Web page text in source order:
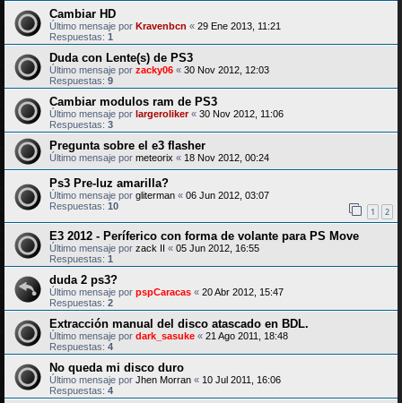
Cambiar HD
Último mensaje por Kravenbcn « 29 Ene 2013, 11:21
Respuestas: 1
Duda con Lente(s) de PS3
Último mensaje por zacky06 « 30 Nov 2012, 12:03
Respuestas: 9
Cambiar modulos ram de PS3
Último mensaje por largeroliker« 30 Nov 2012, 11:06
Respuestas: 3
Pregunta sobre el e3 flasher
Último mensaje por meteorix « 18 Nov 2012, 00:24
Ps3 Pre-luz amarilla?
Último mensaje por gliterman « 06 Jun 2012, 03:07
Respuestas: 10 1 2
E3 2012 - Períferico con forma de volante para PS Move
Último mensaje por zack II « 05 Jun 2012, 16:55
Respuestas: 1
duda 2 ps3?
Último mensaje por pspCaracas « 20 Abr 2012, 15:47
Respuestas: 2
Extracción manual del disco atascado en BDL.
Último mensaje por dark_sasuke « 21 Ago 2011, 18:48
Respuestas: 4
No queda mi disco duro
Último mensaje por Jhen Morran « 10 Jul 2011, 16:06
Respuestas: 4